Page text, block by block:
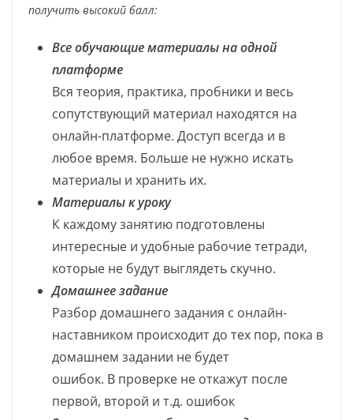
получить высокий балл:
Все обучающие материалы на одной
платформе
Вся теория, практика, пробники и весь
сопутствующий материал находятся на
онлайн-платформе. Доступ всегда и в
любое время. Больше не нужно искать
материалы и хранить их.
Материалы к уроку
К каждому занятию подготовлены
интересные и удобные рабочие тетради,
которые не будут выглядеть скучно.
Домашнее задание
Разбор домашнего задания с онлайн-
наставником происходит до тех пор, пока в
домашнем задании не будет
ошибок. В проверке не откажут после
первой, второй и т.д. ошибок